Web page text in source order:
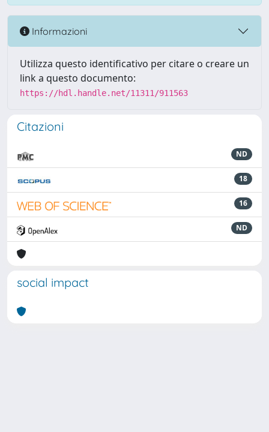
Informazioni
Utilizza questo identificativo per citare o creare un
link a questo documento:
https://hdl.handle.net/11311/911563
Citazioni
ND
18
16
ND
social impact